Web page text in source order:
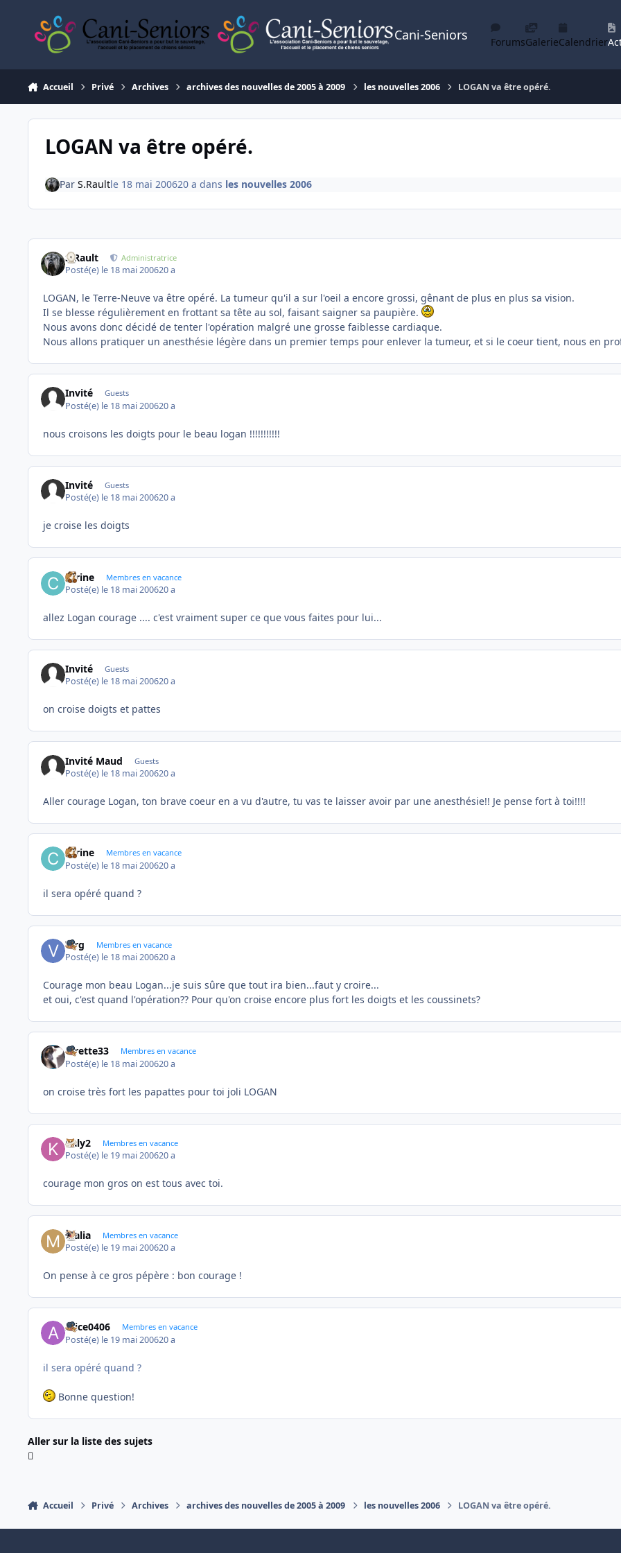
Cani-Seniors ForumsGalerieCalendrier
Accueil Privé Archives archives des nouvelles de 2005 à 2009 les nouvelles 2006 LOGAN va être opéré.
LOGAN va être opéré.
Par S.Raultle 18 mai 200620 a dans les nouvelles 2006
S.Rault Administratrice
Posté(e) le 18 mai 200620 a
LOGAN, le Terre-Neuve va être opéré. La tumeur qu'il a sur l'oeil a encore grossi, gênant de plus en plus sa vision.
Il se blesse régulièrement en frottant sa tête au sol, faisant saigner sa paupière.
Nous avons donc décidé de tenter l'opération malgré une grosse faiblesse cardiaque.
Nous allons pratiquer un anesthésie légère dans un premier temps pour enlever la tumeur, et si le coeur tient, nous en
Invité Guests
Posté(e) le 18 mai 200620 a
nous croisons les doigts pour le beau logan !!!!!!!!!!!
Invité Guests
Posté(e) le 18 mai 200620 a
je croise les doigts
carine Membres en vacance
Posté(e) le 18 mai 200620 a
allez Logan courage .... c'est vraiment super ce que vous faites pour lui...
Invité Guests
Posté(e) le 18 mai 200620 a
on croise doigts et pattes
Invité Maud Guests
Posté(e) le 18 mai 200620 a
Aller courage Logan, ton brave coeur en a vu d'autre, tu vas te laisser avoir par une anesthésie!! Je pense fort à toi!!!!
carine Membres en vacance
Posté(e) le 18 mai 200620 a
il sera opéré quand ?
Virg Membres en vacance
Posté(e) le 18 mai 200620 a
Courage mon beau Logan...je suis sûre que tout ira bien...faut y croire...
et oui, c'est quand l'opération?? Pour qu'on croise encore plus fort les doigts et les coussinets?
lorette33 Membres en vacance
Posté(e) le 18 mai 200620 a
on croise très fort les papattes pour toi joli LOGAN
kaly2 Membres en vacance
Posté(e) le 19 mai 200620 a
courage mon gros on est tous avec toi.
Malia Membres en vacance
Posté(e) le 19 mai 200620 a
On pense à ce gros pépère : bon courage !
Alice0406 Membres en vacance
Posté(e) le 19 mai 200620 a
il sera opéré quand ?
Bonne question!
Aller sur la liste des sujets
Accueil Privé Archives archives des nouvelles de 2005 à 2009 les nouvelles 2006 LOGAN va être opéré.